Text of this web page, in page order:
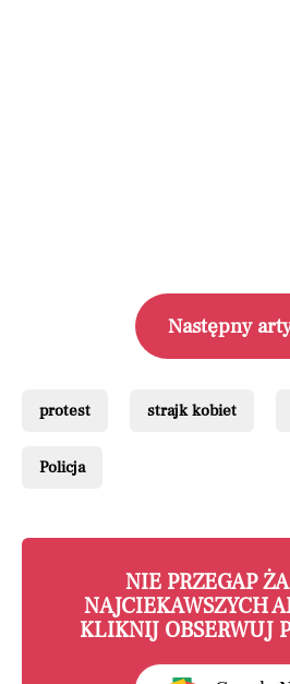
Następny
protest strajk kobiet
Policja
NIE PRZEGAP
NAJCIEKAWSZYCH
KLIKNIJ OBSERWUJ